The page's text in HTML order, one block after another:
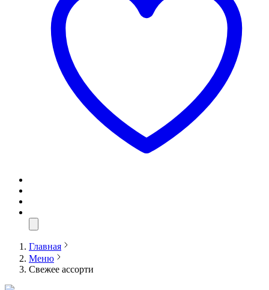
Главная
Меню
Свежее ассорти